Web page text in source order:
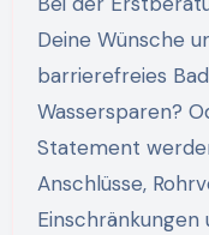
Deine Wünsche
barrierefreies
Wassersparen?
Statement
Anschlüsse,